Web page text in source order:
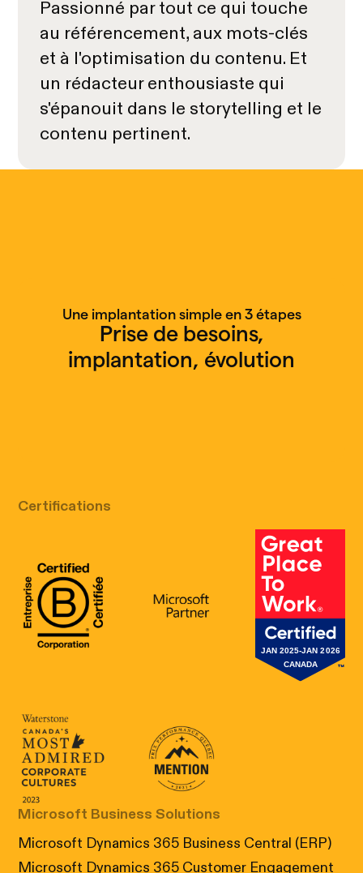
Passionné par tout ce qui touche
au référencement, aux mots-clés
et à l'optimisation du contenu. Et
un rédacteur enthousiaste qui
s'épanouit dans le storytelling et le
contenu pertinent.
Une implantation simple en 3 étapes
Prise de besoins,
implantation, évolution
Certifications
B Corp Certification
Microsoft Great
Canada's Most Admired Corporate
Prix performance Quebec
Microsoft Business Solutions
Microsoft Dynamics 365 Business Central (ERP)
Microsoft Dynamics 365 Customer Engagement